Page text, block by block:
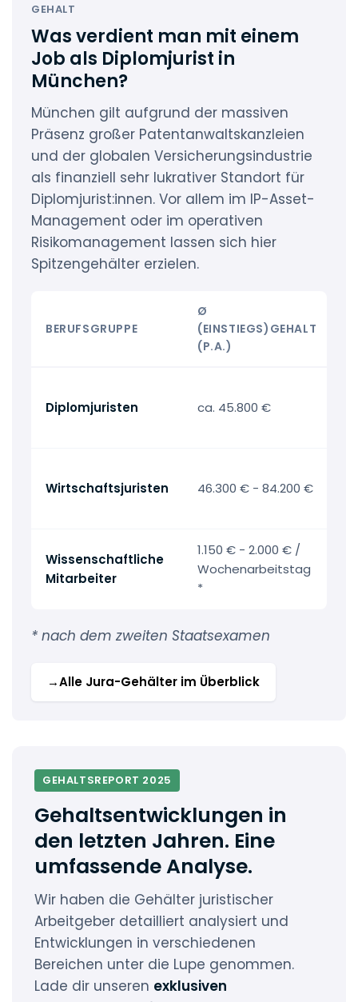
GEHALT
Was verdient man mit einem
Job als Diplomjurist in
München?
München gilt aufgrund der massiven
Präsenz großer Patentanwaltskanzleien
und der globalen Versicherungsindustrie
als finanziell sehr lukrativer Standort für
Diplomjurist:innen. Vor allem im IP-Asset-
Management oder im operativen
Risikomanagement lassen sich hier
Spitzengehälter erzielen.
BERUFSGRUPPE
Ø
(EINSTIEGS)GEHALT
(P.A.)
Diplomjuristen ca. 45.800 €
Wirtschaftsjuristen 46.300 € - 84.200 €
Wissenschaftliche
Mitarbeiter
1.150 € - 2.000 € /
Wochenarbeitstag
*
* nach dem zweiten Staatsexamen
→Alle Jura-Gehälter im Überblick
GEHALTSREPORT 2025
Gehaltsentwicklungen in
den letzten Jahren. Eine
umfassende Analyse.
Wir haben die Gehälter juristischer
Arbeitgeber detailliert analysiert und
Entwicklungen in verschiedenen
Bereichen unter die Lupe genommen.
Lade dir unseren exklusiven